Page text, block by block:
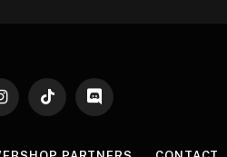
TikTok Discord